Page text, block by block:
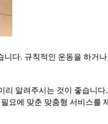
다. 규칙적인 운동을 하거
알려주시는 것이 좋습니
에 맞춘 맞춤형 서비스